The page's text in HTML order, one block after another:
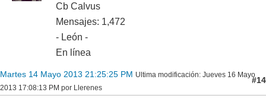
Cb Calvus
Mensajes: 1,472
- León -
En línea
Martes 14 Mayo 2013 21:25:25 PM Ultima modificación: Jueves 16 Mayo
2013 17:08:13 PM por Llerenes
#14